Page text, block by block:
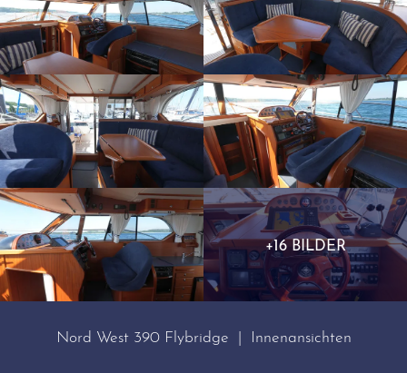
+16 BILDER
Nord West 390 Flybridge | Innenansichten